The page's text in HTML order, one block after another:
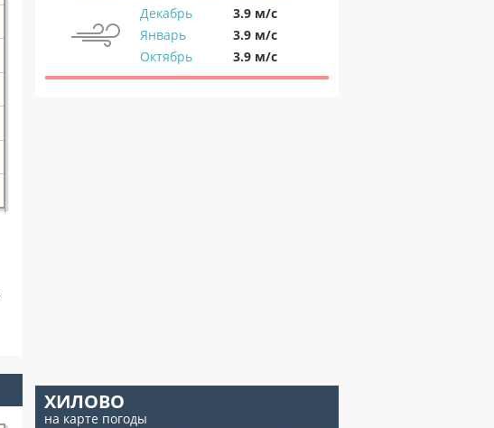
Декабрь
3.9 м/с
Январь
3.9 м/с
Октябрь
3.9 м/с
ХИЛОВО
на карте погоды